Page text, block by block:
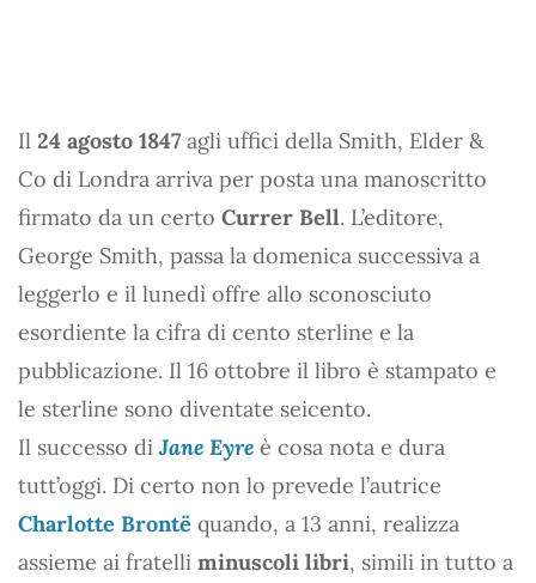
Il 24 agosto 1847 agli uffici della Smith, Elder &
Co di Londra arriva per posta una manoscritto
firmato da un certo Currer Bell. L’editore,
George Smith, passa la domenica successiva a
leggerlo e il lunedì offre allo sconosciuto
esordiente la cifra di cento sterline e la
pubblicazione. Il 16 ottobre il libro è stampato e
le sterline sono diventate seicento.
Il successo diJane Eyre è cosa nota e dura
tutt’oggi. Di certo non lo prevede l’autrice
Charlotte Brontë quando, a 13 anni, realizza
assieme ai fratelli minuscoli libri, simili in tutto a